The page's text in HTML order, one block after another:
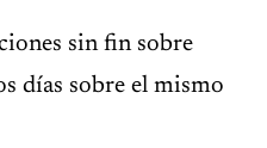
sin fin sobre
días sobre el mismo